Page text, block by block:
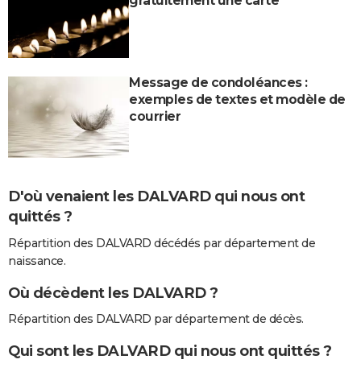
Message de condoléances :
exemples de textes et modèle de
courrier
D'où venaient les DALVARD qui nous ont
quittés ?
Répartition des DALVARD décédés par département de
naissance.
Où décèdent les DALVARD ?
Répartition des DALVARD par département de décès.
Qui sont les DALVARD qui nous ont quittés ?